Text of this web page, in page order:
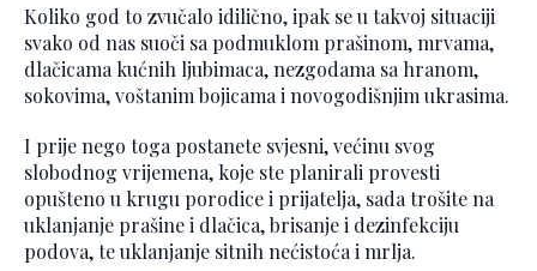
Koliko god to zvučalo idilično, ipak se u takvoj situaciji
svako od nas suoči sa podmuklom prašinom, mrvama,
dlačicama kućnih ljubimaca, nezgodama sa hranom,
sokovima, voštanim bojicama i novogodišnjim ukrasima.
I prije nego toga postanete svjesni, većinu svog
slobodnog vrijemena, koje ste planirali provesti
opušteno u krugu porodice i prijatelja, sada trošite na
uklanjanje prašine i dlačica, brisanje i dezinfekciju
podova, te uklanjanje sitnih nećistoća i mrlja.